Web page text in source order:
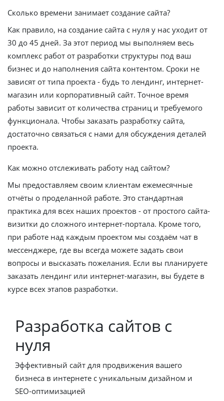
Сколько времени занимает создание сайта?
Как правило, на создание сайта с нуля у нас уходит от
30 до 45 дней. За этот период мы выполняем весь
комплекс работ от разработки структуры под ваш
бизнес и до наполнения сайта контентом. Сроки не
зависят от типа проекта - будь то лендинг, интернет-
магазин или корпоративный сайт. Точное время
работы зависит от количества страниц и требуемого
функционала. Чтобы заказать разработку сайта,
достаточно связаться с нами для обсуждения деталей
проекта.
Как можно отслеживать работу над сайтом?
Мы предоставляем своим клиентам ежемесячные
отчёты о проделанной работе. Это стандартная
практика для всех наших проектов - от простого сайта-
визитки до сложного интернет-портала. Кроме того,
при работе над каждым проектом мы создаём чат в
мессенджере, где вы всегда можете задать свои
вопросы и высказать пожелания. Если вы планируете
заказать лендинг или интернет-магазин, вы будете в
курсе всех этапов разработки.
Разработка сайтов с
нуля
Эффективный сайт для продвижения вашего
бизнеса в интернете с уникальным дизайном и
SEO-оптимизацией